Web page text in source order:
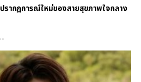
ากฏการณ์ใหม่ของสายสุขภาพใจกลาง